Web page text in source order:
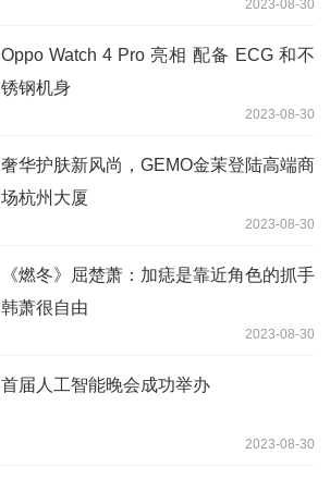
2023-08-30
Oppo Watch 4 Pro 亮相 配备 ECG 和不
锈钢机身
2023-08-30
奢华护肤新风尚，GEMO金茉登陆高端商
场杭州大厦
2023-08-30
《燃冬》屈楚萧：加痣是靠近角色的抓手
韩萧很自由
2023-08-30
首届人工智能晚会成功举办
2023-08-30